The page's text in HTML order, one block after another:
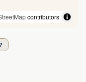
contributors